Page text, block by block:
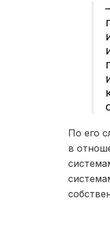
По его
в